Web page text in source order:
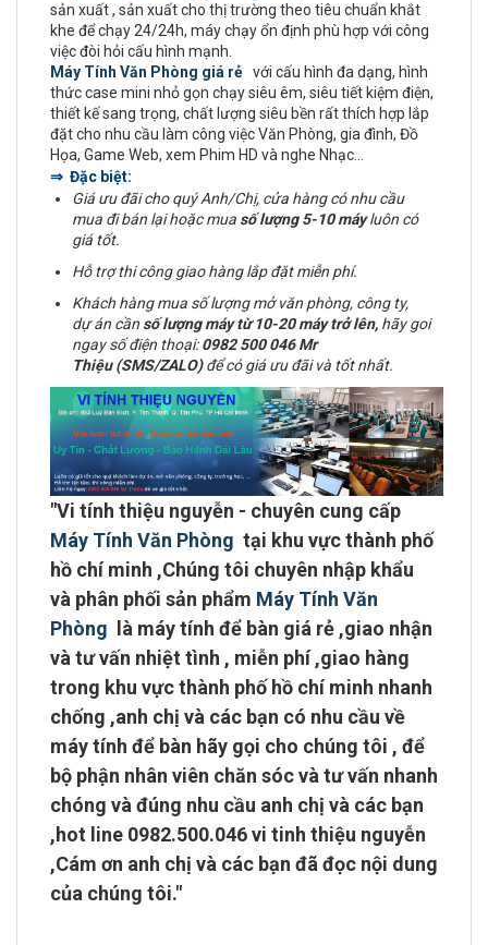
sản xuất , sản xuất cho thị trường theo tiêu chuẩn khắt
khe để chạy 24/24h, máy chạy ổn định phù hợp với công
việc đòi hỏi cấu hình mạnh.
Máy Tính Văn Phòng giá rẻ với cấu hình đa dạng, hình
thức case mini nhỏ gọn chạy siêu êm, siêu tiết kiệm điện,
thiết kế sang trọng, chất lượng siêu bền rất thích hợp lắp
đặt cho nhu cầu làm công việc Văn Phòng, gia đình, Đồ
Họa, Game Web, xem Phim HD và nghe Nhạc…
⇒ Đặc biệt:
Giá ưu đãi cho quý Anh/Chị, cửa hàng có nhu cầu
mua đi bán lại hoặc mua số lượng 5-10 máyluôn có
giá tốt.
Hỗ trợ thi công giao hàng lắp đặt miễn phí.
Khách hàng mua số lượng mở văn phòng, công ty,
dự án cần số lượng máy từ 10-20 máy trở lên, hãy goi
ngay số điện thoại:0982 500 046 Mr
Thiệu (SMS/ZALO)để có giá ưu đãi và tốt nhất.
"Vi tính thiệu nguyễn - chuyên cung cấp
Máy Tính Văn Phòng tại khu vựcthành phố
hồ chí minh ,Chúng tôi chuyên nhập khẩu
và phân phối sản phẩm Máy Tính Văn
Phòng là máy tính để bàn giá rẻ ,giao nhận
và tư vấn nhiệt tình , miễn phí ,giao hàng
trong khu vực thành phố hồ chí minh nhanh
chống ,anh chị và các bạn có nhu cầu về
máy tính để bàn hãy gọi cho chúng tôi , để
bộ phận nhân viên chăn sóc và tư vấn nhanh
chóng và đúng nhu cầu anh chị và các bạn
,hot line 0982.500.046 vi tinh thiệu nguyễn
,Cám ơn anh chị và các bạn đã đọc nội dung
của chúng tôi."